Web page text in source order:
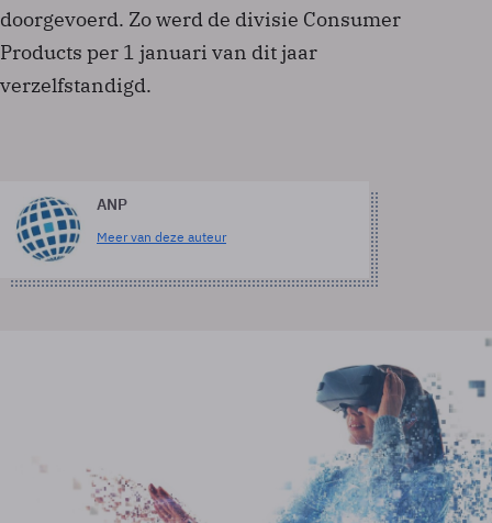
doorgevoerd. Zo werd de divisie Consumer
Products per 1 januari van dit jaar
verzelfstandigd.
ANP
Meer van deze auteur